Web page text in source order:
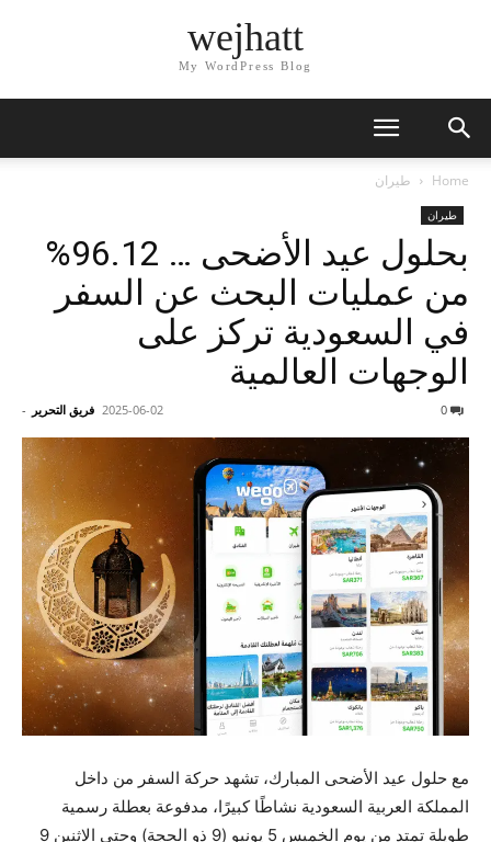
wejhatt
My WordPress Blog
Home طيران
طيران
بحلول عيد الأضحى … 96.12%
من عمليات البحث عن السفر
في السعودية تركز على
الوجهات العالمية
فريق التحرير - 2025-06-02
مع حلول عيد الأضحى المبارك، تشهد حركة السفر من داخل
المملكة العربية السعودية نشاطًا كبيرًا، مدفوعة بعطلة رسمية
طويلة تمتد من يوم الخميس 5 يونيو (9 ذو الحجة) وحتى الاثنين 9